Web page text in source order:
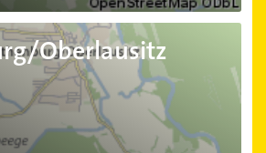
Oberlausitz